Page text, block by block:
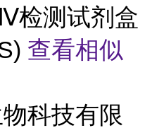
检测试剂盒
查看相似
科技有限